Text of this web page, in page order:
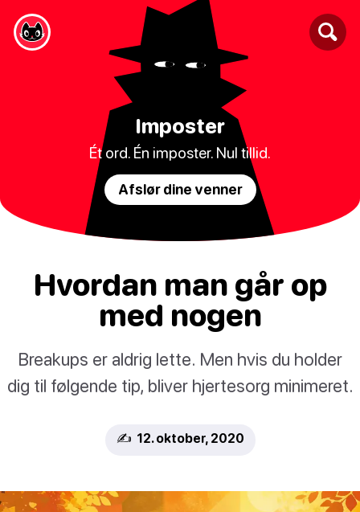
Imposter
Ét ord. Én imposter. Nul tillid.
Afslør dine venner
Hvordan man går op
med nogen
Breakups er aldrig lette. Men hvis du holder
dig til følgende tip, bliver hjertesorg minimeret.
✍️ 12. oktober, 2020